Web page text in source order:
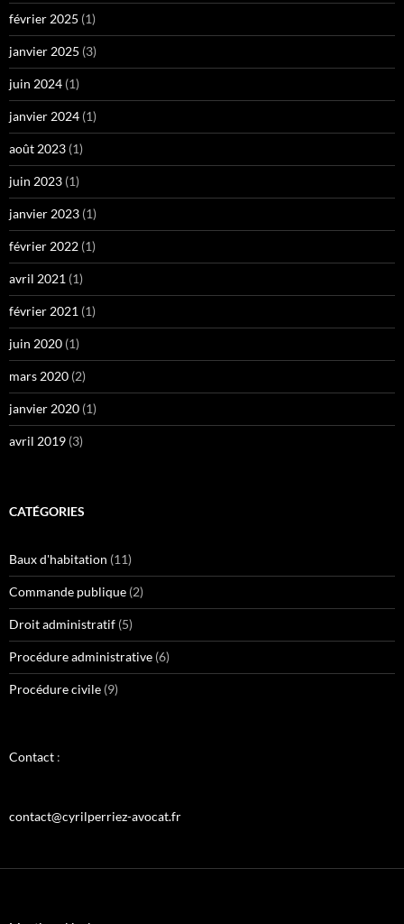
février 2025 (1)
janvier 2025 (3)
juin 2024 (1)
janvier 2024 (1)
août 2023 (1)
juin 2023 (1)
janvier 2023 (1)
février 2022 (1)
avril 2021 (1)
février 2021 (1)
juin 2020 (1)
mars 2020 (2)
janvier 2020 (1)
avril 2019 (3)
CATÉGORIES
Baux d'habitation (11)
Commande publique (2)
Droit administratif (5)
Procédure administrative (6)
Procédure civile (9)
Contact :
contact@cyrilperriez-avocat.fr